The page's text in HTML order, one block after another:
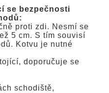
se bezpečnosti
proti zdi. Nesmí se
5 cm. S tím souvisí
Kotvu je nutné
doporučuje se
schodiště,